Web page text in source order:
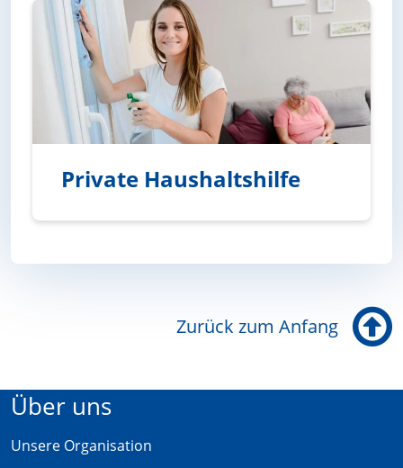
Private Haushaltshilfe
Zurück zum Anfang
Über uns
Unsere Organisation